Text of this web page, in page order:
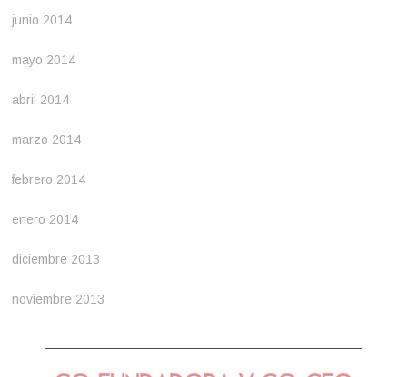
junio 2014
mayo 2014
abril 2014
marzo 2014
febrero 2014
enero 2014
diciembre 2013
noviembre 2013